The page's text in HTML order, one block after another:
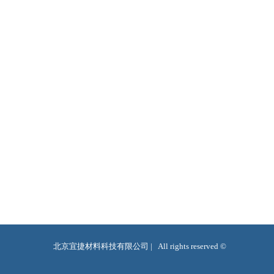
北京宜捷材料科技有限公司 |   All rights reserved ©